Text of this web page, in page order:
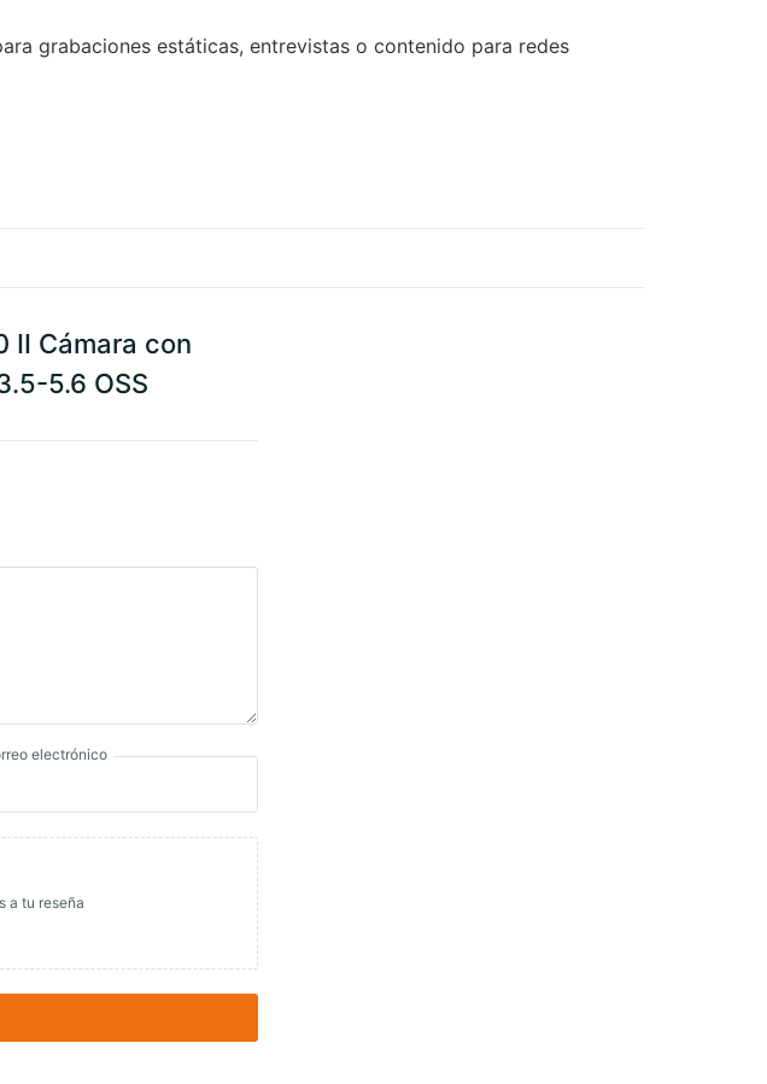
grabaciones estáticas, entrevistas o contenido para redes
II Cámara con
5.6 OSS
electrónico
a tu reseña